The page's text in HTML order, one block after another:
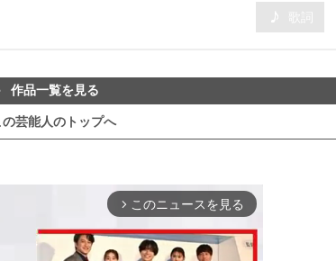
作品一覧を見る
の芸能人のトップへ
arrow_forward_ios このニュースを見る